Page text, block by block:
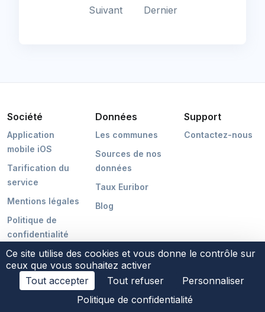
Suivant Dernier
Société
Application
mobile iOS
Tarification du
service
Mentions légales
Politique de
confidentialité
Données
Les communes
Sources de nos
données
Taux Euribor
Blog
Support
Contactez-nous
©2026 POCMAKER
Ce site utilise des cookies et vous donne le contrôle sur
ceux que vous souhaitez activer
Tout accepter
Tout refuser
Personnaliser
Politique de confidentialité